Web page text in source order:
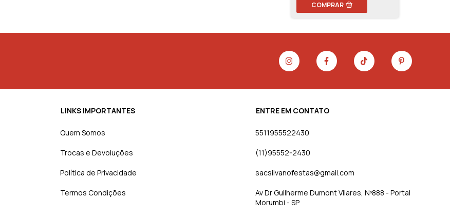
COMPRAR
LINKS IMPORTANTES
Quem Somos
Trocas e Devoluções
Política de Privacidade
Termos Condições
ENTRE EM CONTATO
5511955522430
(11)95552-2430
sacsilvanofestas@gmail.com
Av Dr Guilherme Dumont Vilares, Nº888 - Portal
Morumbi - SP